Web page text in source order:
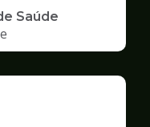
Saúde